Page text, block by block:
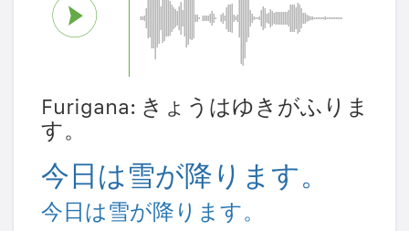
Furigana: きょうはゆきがふりま
す。
今日は雪が降ります。
今日は雪が降ります。